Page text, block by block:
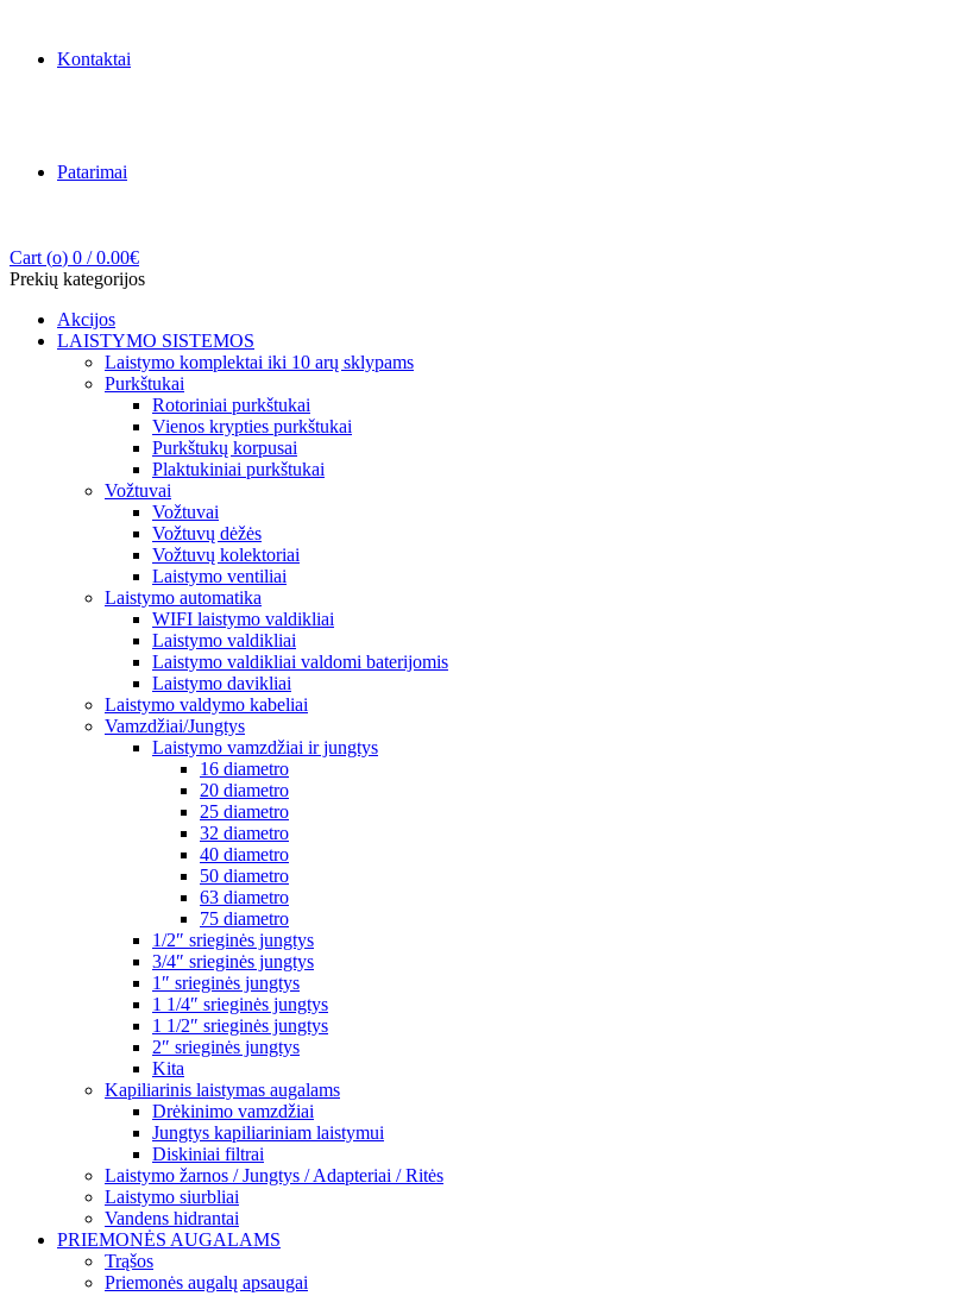
Kontaktai
Patarimai
Cart (o) 0 / 0.00€
Prekių kategorijos
Akcijos
LAISTYMO SISTEMOS
Laistymo komplektai iki 10 arų sklypams
Purkštukai
Rotoriniai purkštukai
Vienos krypties purkštukai
Purkštukų korpusai
Plaktukiniai purkštukai
Vožtuvai
Vožtuvai
Vožtuvų dėžės
Vožtuvų kolektoriai
Laistymo ventiliai
Laistymo automatika
WIFI laistymo valdikliai
Laistymo valdikliai
Laistymo valdikliai valdomi baterijomis
Laistymo davikliai
Laistymo valdymo kabeliai
Vamzdžiai/Jungtys
Laistymo vamzdžiai ir jungtys
16 diametro
20 diametro
25 diametro
32 diametro
40 diametro
50 diametro
63 diametro
75 diametro
1/2″ srieginės jungtys
3/4″ srieginės jungtys
1″ srieginės jungtys
1 1/4″ srieginės jungtys
1 1/2″ srieginės jungtys
2″ srieginės jungtys
Kita
Kapiliarinis laistymas augalams
Drėkinimo vamzdžiai
Jungtys kapiliariniam laistymui
Diskiniai filtrai
Laistymo žarnos / Jungtys / Adapteriai / Ritės
Laistymo siurbliai
Vandens hidrantai
PRIEMONĖS AUGALAMS
Trąšos
Priemonės augalų apsaugai